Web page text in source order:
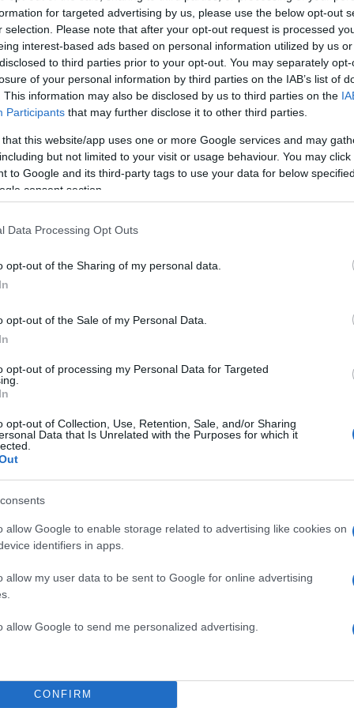
for targeted advertising by us, please use the below opt-out
selection. Please note that after your opt-out request is processed
interest-based ads based on personal information utilized by us
to third parties prior to your opt-out. You may separately
of your personal information by third parties on the IAB’s list of
This information may also be disclosed by us to third parties on the
Participants that may further disclose it to other third parties.
that this website/app uses one or more Google services and may
but not limited to your visit or usage behaviour. You may
to Google and its third-party tags to use your data for below
consent section.
Data Processing Opt Outs
opt-out of the Sharing of my personal data.
opt-out of the Sale of my Personal Data.
opt-out of processing my Personal Data for Targeted
opt-out of Collection, Use, Retention, Sale, and/or Sharing
Data that Is Unrelated with the Purposes for which it
allow Google to enable storage related to advertising like cookies on
identifiers in apps.
allow my user data to be sent to Google for online advertising
allow Google to send me personalized advertising.
CONFIRM
διευκρινίζεταιστο σχετικό δημοσίευμα του
η δέσμευση των δύο χωρών στο ΝΑΤΟ ως
τους άμυνας, με την αναφορά στηνρήτρα
την ώθηση προς τους ευρωπαίους
στον τομέα της άμυνας, καθώς οι ΗΠΑ
αμυντική συμμαχία.
ΔΙΑΦΗΜΙΣΗ
ακόμη αναφορές στα